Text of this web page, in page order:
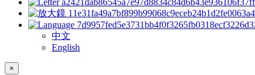
中文
English
×